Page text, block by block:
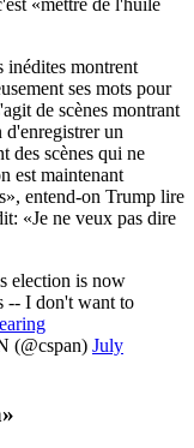
«mettre de l'huile
inédites montrent
ses mots pour
de scènes montrant
d'enregistrer un
des scènes qui ne
est maintenant
entend-on Trump lire
«Je ne veux pas dire
election is now
-- I don't want to
(@cspan) July